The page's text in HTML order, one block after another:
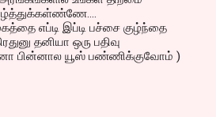
எப்டி இப்டி பச்சை குழ்ந்தை
தனியா ஒரு பதிவு
பின்னால யூஸ் பண்ணிக்குவோம் )